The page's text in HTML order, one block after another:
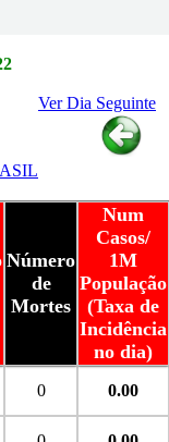
Ver Dia Seguinte
Número
de
Mortes
Num
Casos/
1M
População
(Taxa de
Incidência
no dia)
0 0.00